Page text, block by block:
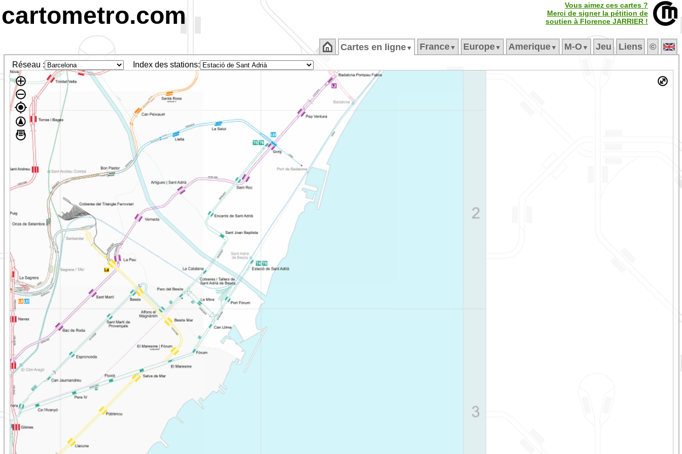
cartometro.com
Vous aimez ces cartes ?
Merci de signer la pétition de
soutien à Florence JARRIER !
Cartes en ligne ▼ France ▼ Europe ▼ Amerique ▼ M‑O ▼ Jeu Liens ©
Réseau : Index des stations: